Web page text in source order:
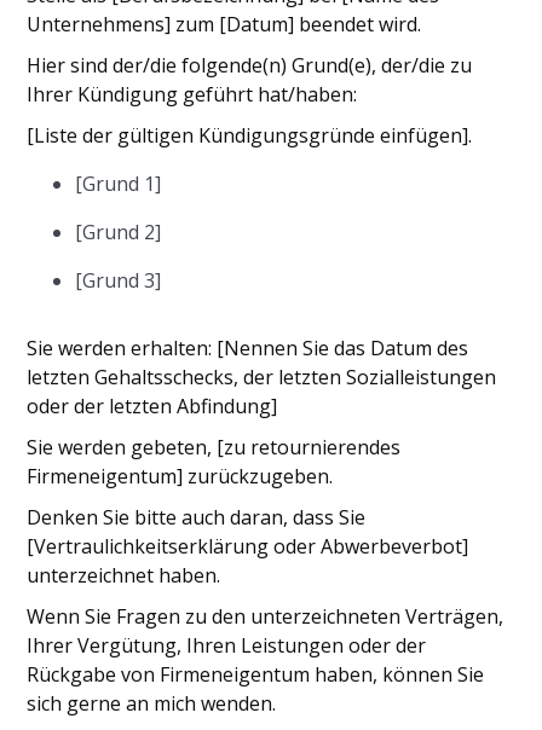
Unternehmens] zum [Datum] beendet wird.
Hier sind der/die folgende(n) Grund(e), der/die zu
Ihrer Kündigung geführt hat/haben:
[Liste der gültigen Kündigungsgründe einfügen].
[Grund 1]
[Grund 2]
[Grund 3]
Sie werden erhalten: [Nennen Sie das Datum des
letzten Gehaltsschecks, der letzten Sozialleistungen
oder der letzten Abfindung]
Sie werden gebeten, [zu retournierendes
Firmeneigentum] zurückzugeben.
Denken Sie bitte auch daran, dass Sie
[Vertraulichkeitserklärung oder Abwerbeverbot]
unterzeichnet haben.
Wenn Sie Fragen zu den unterzeichneten Verträgen,
Ihrer Vergütung, Ihren Leistungen oder der
Rückgabe von Firmeneigentum haben, können Sie
sich gerne an mich wenden.